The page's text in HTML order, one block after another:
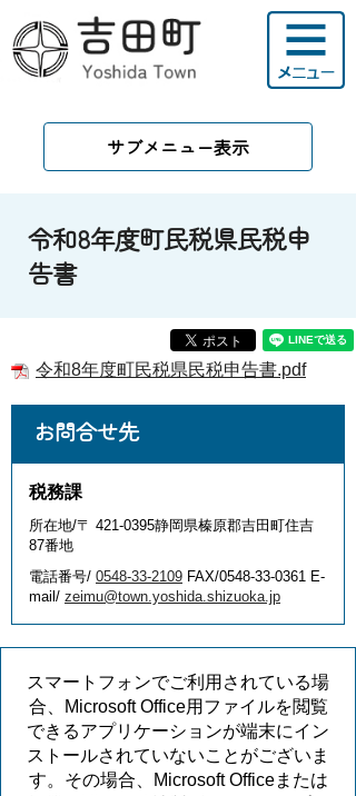
サブメニュー表示
令和8年度町民税県民税申
告書
令和8年度町民税県民税申告書.pdf
お問合せ先
税務課
所在地/〒 421-0395静岡県榛原郡吉田町住吉
87番地
電話番号/ 0548-33-2109 FAX/0548-33-0361 E-
mail/ zeimu@town.yoshida.shizuoka.jp
スマートフォンでご利用されている場
合、Microsoft Office用ファイルを閲覧
できるアプリケーションが端末にイン
ストールされていないことがございま
す。その場合、Microsoft Officeまたは